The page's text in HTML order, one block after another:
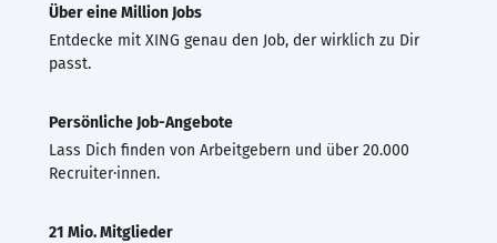
Über eine Million Jobs
Entdecke mit XING genau den Job, der wirklich zu Dir
passt.
Persönliche Job-Angebote
Lass Dich finden von Arbeitgebern und über 20.000
Recruiter·innen.
21 Mio. Mitglieder